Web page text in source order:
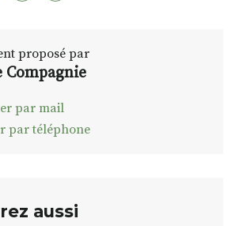
proposé par
Compagnie
par mail
par téléphone
aussi